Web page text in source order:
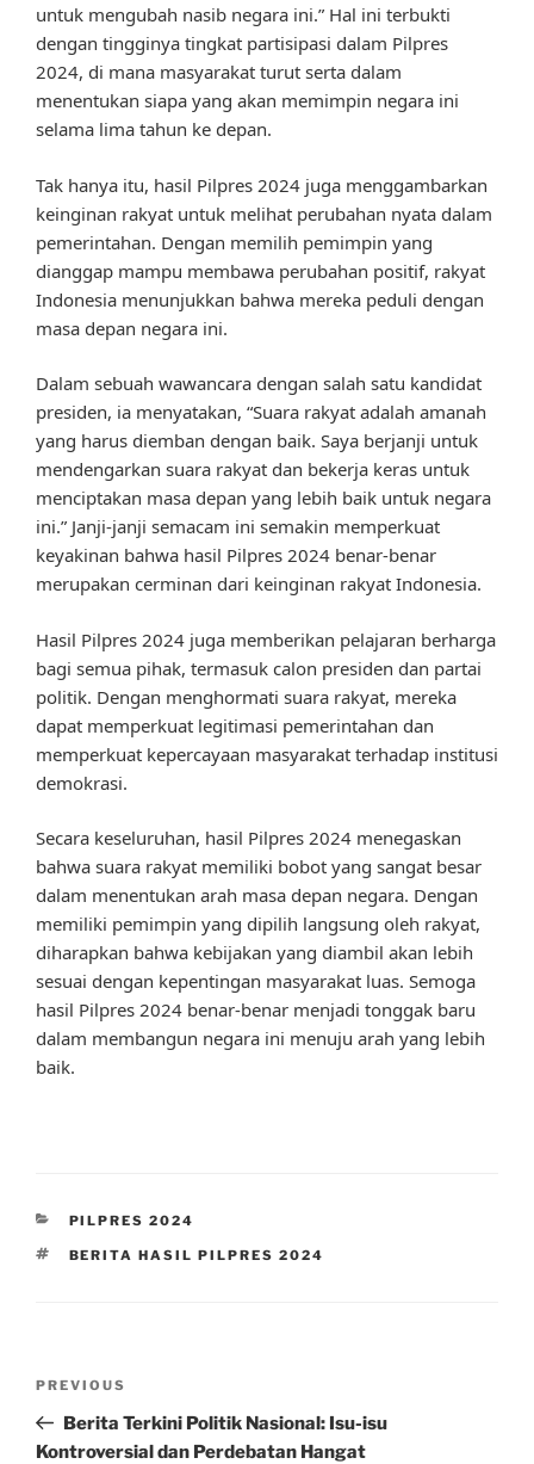
untuk mengubah nasib negara ini.” Hal ini terbukti
dengan tingginya tingkat partisipasi dalam Pilpres
2024, di mana masyarakat turut serta dalam
menentukan siapa yang akan memimpin negara ini
selama lima tahun ke depan.
Tak hanya itu, hasil Pilpres 2024 juga menggambarkan
keinginan rakyat untuk melihat perubahan nyata dalam
pemerintahan. Dengan memilih pemimpin yang
dianggap mampu membawa perubahan positif, rakyat
Indonesia menunjukkan bahwa mereka peduli dengan
masa depan negara ini.
Dalam sebuah wawancara dengan salah satu kandidat
presiden, ia menyatakan, “Suara rakyat adalah amanah
yang harus diemban dengan baik. Saya berjanji untuk
mendengarkan suara rakyat dan bekerja keras untuk
menciptakan masa depan yang lebih baik untuk negara
ini.” Janji-janji semacam ini semakin memperkuat
keyakinan bahwa hasil Pilpres 2024 benar-benar
merupakan cerminan dari keinginan rakyat Indonesia.
Hasil Pilpres 2024 juga memberikan pelajaran berharga
bagi semua pihak, termasuk calon presiden dan partai
politik. Dengan menghormati suara rakyat, mereka
dapat memperkuat legitimasi pemerintahan dan
memperkuat kepercayaan masyarakat terhadap institusi
demokrasi.
Secara keseluruhan, hasil Pilpres 2024 menegaskan
bahwa suara rakyat memiliki bobot yang sangat besar
dalam menentukan arah masa depan negara. Dengan
memiliki pemimpin yang dipilih langsung oleh rakyat,
diharapkan bahwa kebijakan yang diambil akan lebih
sesuai dengan kepentingan masyarakat luas. Semoga
hasil Pilpres 2024 benar-benar menjadi tonggak baru
dalam membangun negara ini menuju arah yang lebih
baik.
CATEGORIES
PILPRES 2024
TAGS
BERITA HASIL PILPRES 2024
Previous
Post
PREVIOUS
Berita Terkini Politik Nasional: Isu-isu
Kontroversial dan Perdebatan Hangat